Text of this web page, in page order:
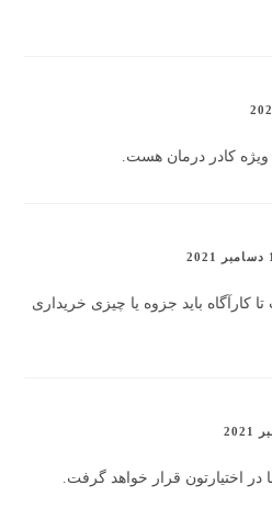
ویژه کادر درمان هست.
کارآگاه باید جزوه یا چیزی خریداری
اختیارتون قرار خواهد گرفت.